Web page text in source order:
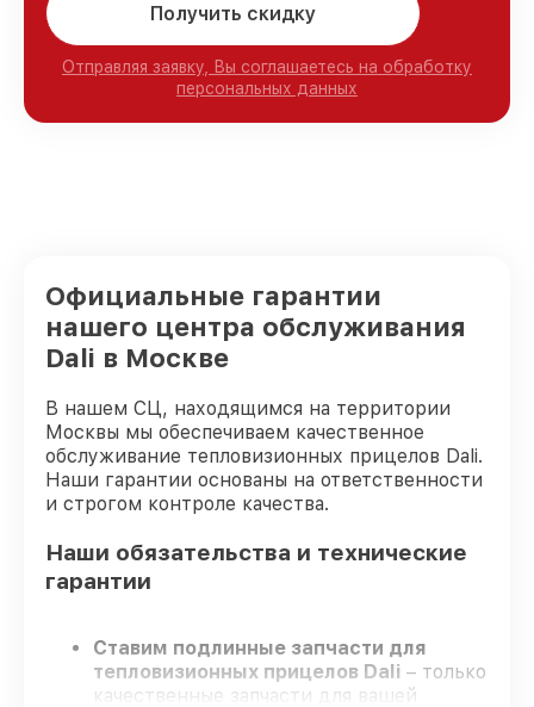
Получить скидку
Отправляя заявку, Вы соглашаетесь на обработку
персональных данных
Официальные гарантии
нашего центра обслуживания
Dali в Москве
В нашем СЦ, находящимся на территории
Москвы мы обеспечиваем качественное
обслуживание тепловизионных прицелов Dali.
Наши гарантии основаны на ответственности
и строгом контроле качества.
Наши обязательства и технические
гарантии
Ставим подлинные запчасти для
тепловизионных прицелов Dali – только
качественные запчасти для вашей